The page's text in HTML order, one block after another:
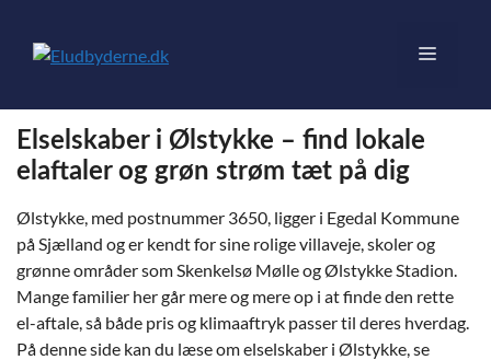
indhold
Menu
Elselskaber i Ølstykke – find lokale
elaftaler og grøn strøm tæt på dig
Ølstykke, med postnummer 3650, ligger i Egedal Kommune
på Sjælland og er kendt for sine rolige villaveje, skoler og
grønne områder som Skenkelsø Mølle og Ølstykke Stadion.
Mange familier her går mere og mere op i at finde den rette
el-aftale, så både pris og klimaaftryk passer til deres hverdag.
På denne side kan du læse om elselskaber i Ølstykke, se